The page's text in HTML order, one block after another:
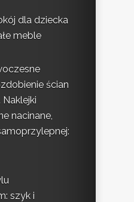
dla dziecka
meble
ścian
nacinane,
szyk i